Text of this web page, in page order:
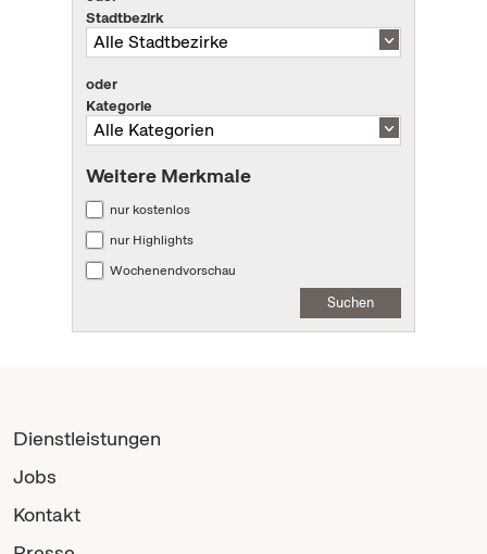
Stadtbezirk
oder
Kategorie
Weitere Merkmale
nur kostenlos
nur Highlights
Wochenendvorschau
Suchen
Dienstleistungen
Jobs
Kontakt